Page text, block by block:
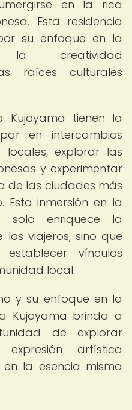
en la rica
Esta residencia
su enfoque en la
la creatividad
raíces culturales
Kujoyama tienen la
en intercambios
explorar las
y experimentar
de las ciudades más
Esta inmersión en la
solo enriquece la
viajeros, sino que
vínculos
local.
y su enfoque en la
Kujoyama brinda a
de explorar
artística
la esencia misma